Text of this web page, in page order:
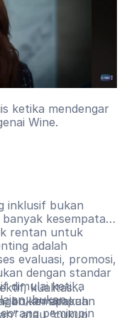
ketika mendengar
Wine.
inklusif bukan
kesempatan
rentan untuk
adalah
evaluasi, promosi,
dengan standar
dimulai ketika
bukan
pemimpin
kualitas
bukan apakah
atau “cukup
kemampuan